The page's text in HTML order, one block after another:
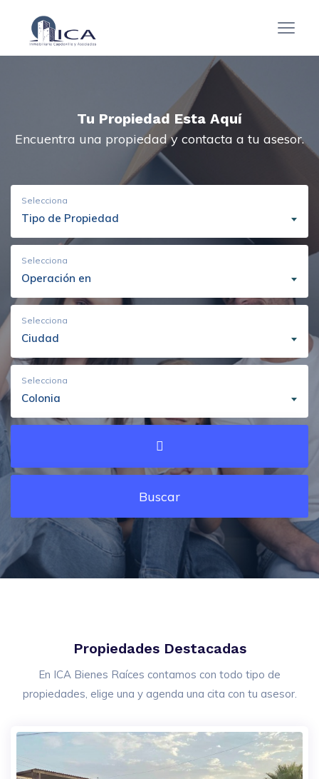
Tu Propiedad Esta Aquí
Encuentra una propiedad y contacta a tu asesor.
Selecciona
Tipo de Propiedad
Selecciona
Operación en
Selecciona
Ciudad
Selecciona
Colonia
Buscar
Propiedades Destacadas
En ICA Bienes Raíces contamos con todo tipo de
propiedades, elige una y agenda una cita con tu asesor.